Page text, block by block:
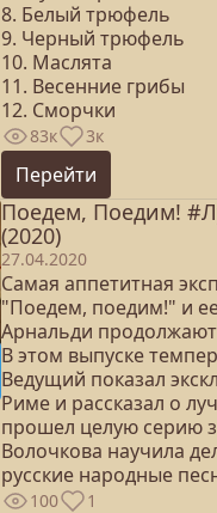
8. Белый трюфель
9. Черный трюфель
10. Маслята
11. Весенние грибы
12. Сморчки
83к 3к
Перейти
Поедем, Поедим!
(2020)
27.04.2020
Самая аппетитная
"Поедем, поедим!" и
Арнальди
В этом выпуске
Ведущий показал
Риме и рассказал о
прошел целую серию
Волочкова научила
русские народные
100 1